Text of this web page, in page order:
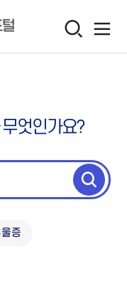
엇인가요?
증